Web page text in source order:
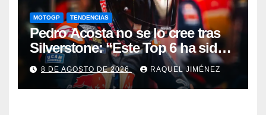
MOTOGP TENDENCIAS
Pedro Acosta no se lo cree tras
Silverstone: “Este Top 6 ha sido
una sorpresa”
8 DE AGOSTO DE 2026 RAQUEL JIMÉNEZ